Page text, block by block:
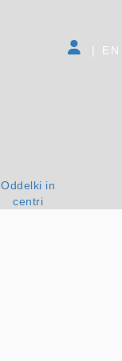
Oddelki in
centri
| EN